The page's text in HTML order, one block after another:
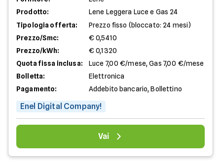
Prodotto:
Lene Leggera Luce e Gas 24
Tipologia offerta:
Prezzo fisso (bloccato: 24 mesi)
Prezzo/Smc:
€ 0,5410
Prezzo/kWh:
€ 0,1320
Quota fissa inclusa:
Luce 7,00 €/mese, Gas 7,00 €/mese
Bolletta:
Elettronica
Pagamento:
Addebito bancario, Bollettino
Enel Digital Company!
Vai